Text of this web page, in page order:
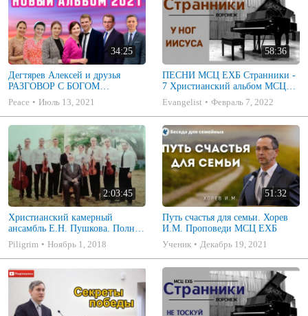
34:25
Дегтярев Алексей и друзья
РАЗГОВОР С БОГОМ
Христианские песни МСЦ ЕХБ
2021 (7я)
Peace Июль 13, 2021
58:36
ПЕСНИ МСЦ ЕХБ Странники -
7 Христианский альбом МСЦ
ЕХБ
Evangelist Февраль 7, 2022
2:03:45
Христианский камерный
ансамбль Е.Н. Пушкова. Полное
собрание
Piligrim Ноябрь 1, 2018
51:32
Путь счастья для семьи. Хорев
И.М. Проповеди МСЦ ЕХБ
Ученик
Декабрь 19, 2021